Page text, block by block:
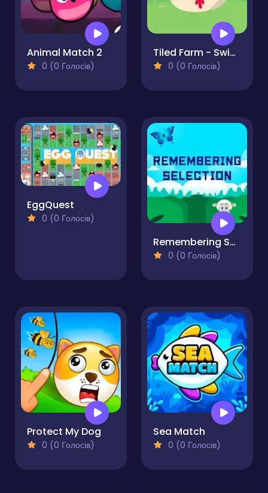
Animal Match 2
0 (0 Голосів)
Tiled Farm - Swipe and Solve
0 (0 Голосів)
EggQuest
0 (0 Голосів)
Remembering Selection
0 (0 Голосів)
Protect My Dog
0 (0 Голосів)
Sea Match
0 (0 Голосів)